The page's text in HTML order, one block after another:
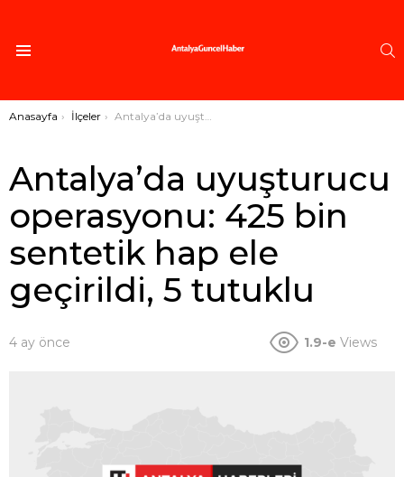
Buradasınız:
Anasayfa İlçeler Antalya’da uyuşturucu operasyonu: 425 bin sentetik hap ele geçirildi, 5 tutuklu
Antalya’da uyuşturucu
operasyonu: 425 bin
sentetik hap ele
geçirildi, 5 tutuklu
4 ay önce 1.9-e Views